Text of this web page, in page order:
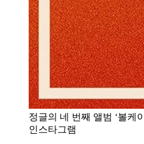
정글의 네 번째 앨범 ‘볼케
인스타그램